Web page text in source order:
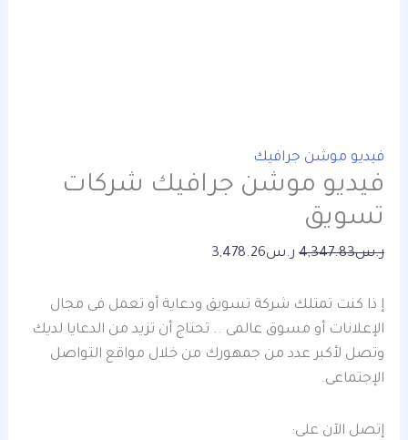
فيديو موشن جرافيك
فيديو موشن جرافيك شركات
تسويق
ر.س4,347.83 ر.س3,478.26
إ ذا كنت تمتلك شركة تسويق ودعاية أو تعمل فى مجال
الإعلانات أو مسوق عالمى .. تحتاج أن تزيد من الدعايا لديك
وتصل لأكبر عدد من جمهورك من خلال مواقع التواصل
الإجتماعى.
إتصل الآن على: